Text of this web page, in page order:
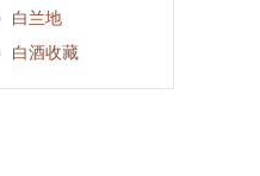
白兰地
白酒收藏